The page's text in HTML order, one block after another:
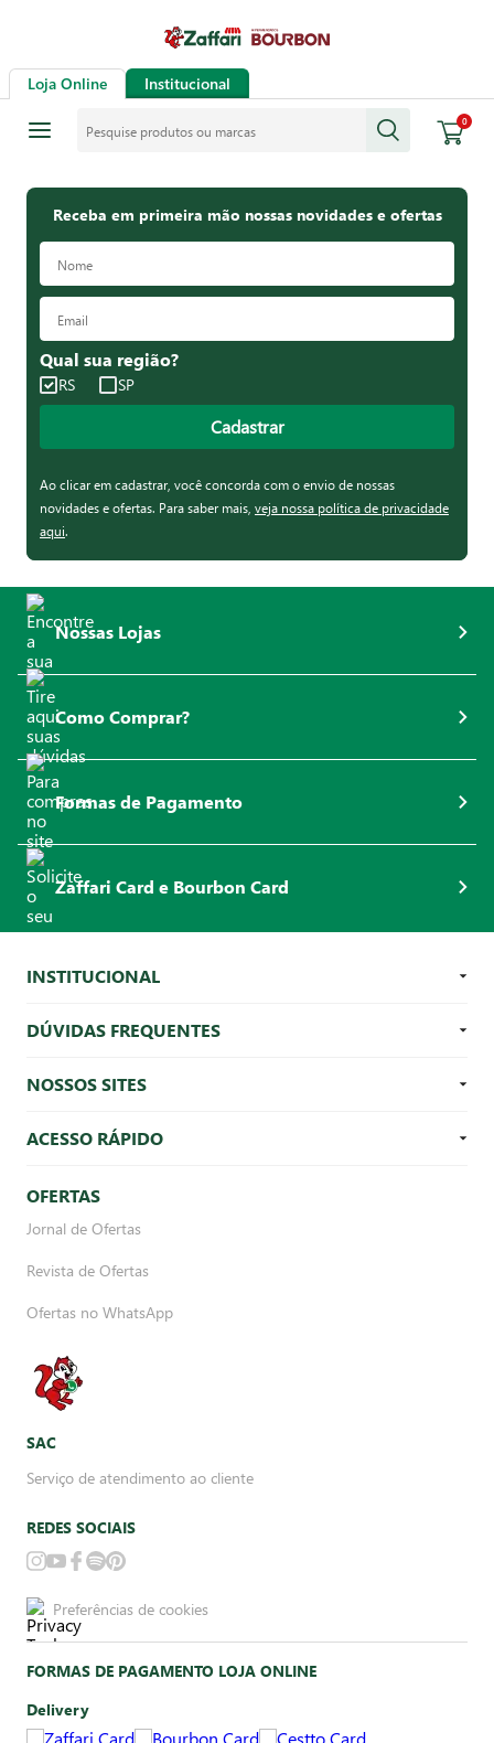
Loja Online Institucional
0
Receba em primeira mão nossas novidades e ofertas
Qual sua região?
RS SP
Cadastrar
Ao clicar em cadastrar, você concorda com o envio de nossas
novidades e ofertas. Para saber mais, veja nossa política de privacidade
aqui.
Nossas Lojas
Como Comprar?
Formas de Pagamento
Zaffari Card e Bourbon Card
INSTITUCIONAL
DÚVIDAS FREQUENTES
NOSSOS SITES
ACESSO RÁPIDO
OFERTAS
Jornal de Ofertas
Revista de Ofertas
Ofertas no WhatsApp
SAC
Serviço de atendimento ao cliente
REDES SOCIAIS
Preferências de cookies
FORMAS DE PAGAMENTO LOJA ONLINE
Delivery